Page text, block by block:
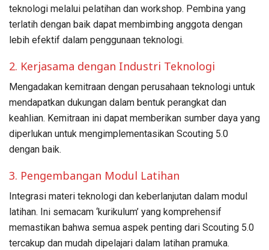
teknologi melalui pelatihan dan workshop. Pembina yang
terlatih dengan baik dapat membimbing anggota dengan
lebih efektif dalam penggunaan teknologi.
2. Kerjasama dengan Industri Teknologi
Mengadakan kemitraan dengan perusahaan teknologi untuk
mendapatkan dukungan dalam bentuk perangkat dan
keahlian. Kemitraan ini dapat memberikan sumber daya yang
diperlukan untuk mengimplementasikan Scouting 5.0
dengan baik.
3. Pengembangan Modul Latihan
Integrasi materi teknologi dan keberlanjutan dalam modul
latihan. Ini semacam ‘kurikulum’ yang komprehensif
memastikan bahwa semua aspek penting dari Scouting 5.0
tercakup dan mudah dipelajari dalam latihan pramuka.